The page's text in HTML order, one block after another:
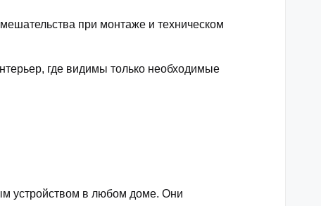
при монтаже и техническом
где видимы только необходимые
устройством в любом доме. Они